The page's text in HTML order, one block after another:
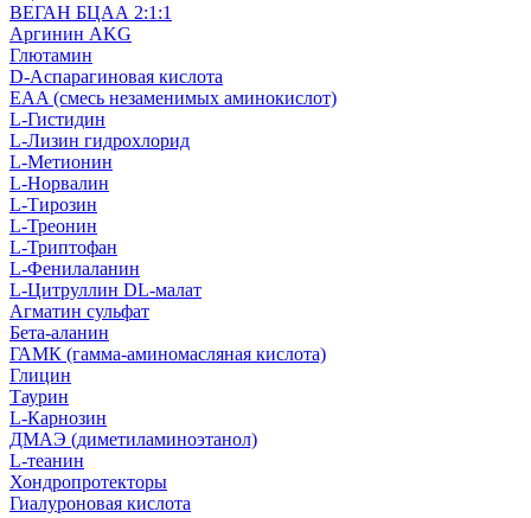
ВЕГАН БЦАА 2:1:1
Аргинин AKG
Глютамин
D-Аспарагиновая кислота
EAA (смесь незаменимых аминокислот)
L-Гистидин
L-Лизин гидрохлорид
L-Метионин
L-Норвалин
L-Тирозин
L-Треонин
L-Триптофан
L-Фенилаланин
L-Цитруллин DL-малат
Агматин cульфат
Бета-аланин
ГАМК (гамма-аминомасляная кислота)
Глицин
Таурин
L-Карнозин
ДМАЭ (диметиламиноэтанол)
L-теанин
Хондропротекторы
Гиалуроновая кислота